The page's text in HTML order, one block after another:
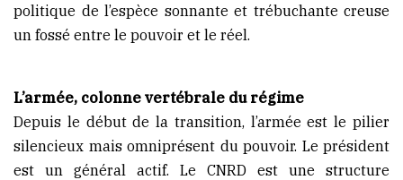
politique de l’espèce sonnante et trébuchante creuse
un fossé entre le pouvoir et le réel.
L’armée, colonne vertébrale du régime
Depuis le début de la transition, l’armée est le pilier
silencieux mais omniprésent du pouvoir. Le président
est un général actif. Le CNRD est une structure